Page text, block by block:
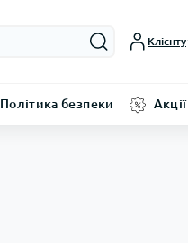
Клієнту
Політика безпеки Акції